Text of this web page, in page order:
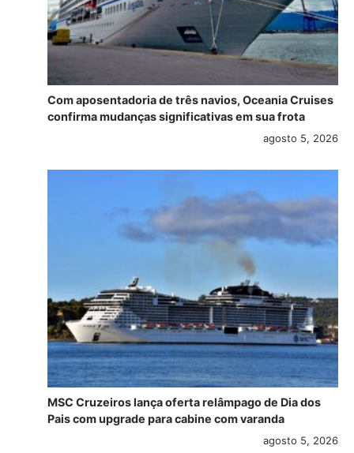
Com aposentadoria de três navios, Oceania Cruises
confirma mudanças significativas em sua frota
agosto 5, 2026
MSC Cruzeiros lança oferta relâmpago de Dia dos
Pais com upgrade para cabine com varanda
agosto 5, 2026